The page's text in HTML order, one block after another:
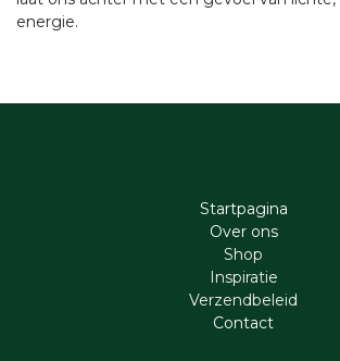
energie.
Startpagina
Ove​r​ ons
Shop
Inspiratie
Verzendbeleid
Cont​act